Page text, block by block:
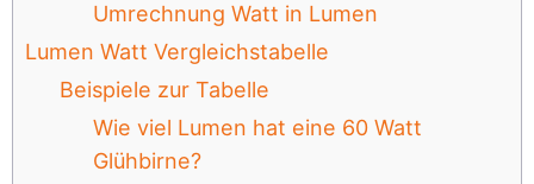
Umrechnung Watt in Lumen
Lumen Watt Vergleichstabelle
Beispiele zur Tabelle
Wie viel Lumen hat eine 60 Watt
Glühbirne?